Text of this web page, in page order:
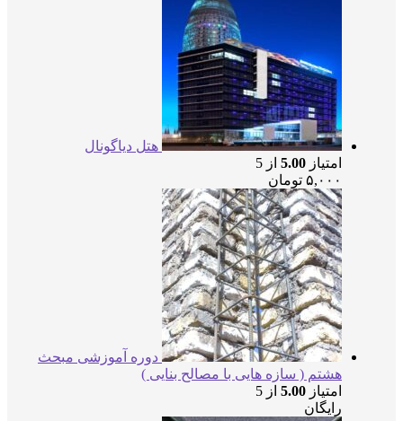
هتل دیاگونال
5.00از 5
تومان
دوره آموزشی مبحث
هشتم ( سازه هایی با مصالح بنایی )
5.00از 5